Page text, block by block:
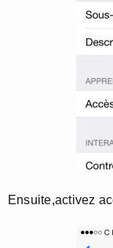
Ensuite,activez